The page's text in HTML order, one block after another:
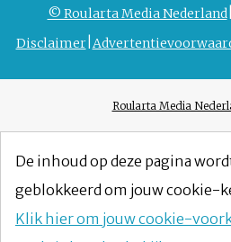
© Roularta Media Nederland
Disclaimer
Roularta Media
De inhoud op deze pagina
geblokkeerd om jouw cookie-
Klik hier om jouw cookie-